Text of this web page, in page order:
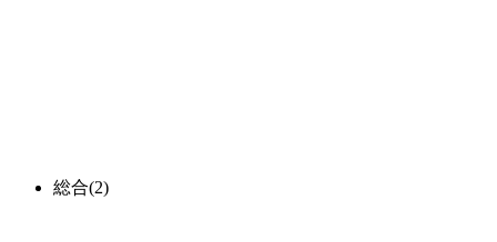
総合(2)